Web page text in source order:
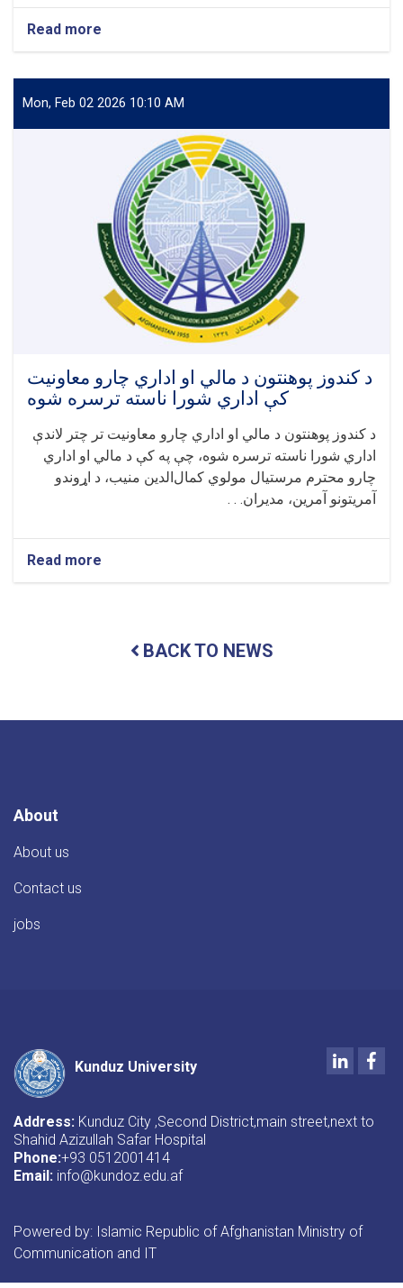
Read more
جلسۀ
شورای
علمی
پوهنتون
کندز
تدویر
گردید!
Mon, Feb 02 2026 10:10 AM
د کندوز پوهنتون د مالي او اداري چارو معاونیت
کې اداري شورا ناسته ترسره شوه
د کندوز پوهنتون د مالي او اداري چارو معاونیت تر چتر لاندې
اداري شورا ناسته ترسره شوه، چې په کې د مالي او اداري
چارو محترم مرستیال مولوي کمال‌الدین منیب، د اړوندو
آمریتونو آمرین، مدیران. . .
Read more
د
معاونیت
BACK TO NEWS
About
About us
Contact us
jobs
Kunduz University
LinkedIn
Address: Kunduz City ,Second District,main street,next to
Shahid Azizullah Safar Hospital
Phone:+93 0512001414
Email: info@kundoz.edu.af
Powered by: Islamic Republic of Afghanistan Ministry of
Communication and IT